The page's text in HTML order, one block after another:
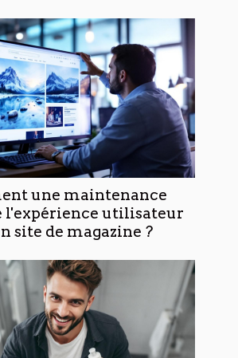
une maintenance
l'expérience utilisateur
site de magazine ?